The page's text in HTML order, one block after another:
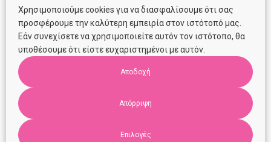
Πόντσο Manibus Meis Milk (18 μηνών- 3 ετών)
Χρησιμοποιούμε cookies για να διασφαλίσουμε ότι σας
προσφέρουμε την καλύτερη εμπειρία στον ιστότοπό μας.
Εάν συνεχίσετε να χρησιμοποιείτε αυτόν τον ιστότοπο, θα
υποθέσουμε ότι είστε ευχαριστημένοι με αυτόν.
Αποδοχή
Απόρριψη
Επιλογές